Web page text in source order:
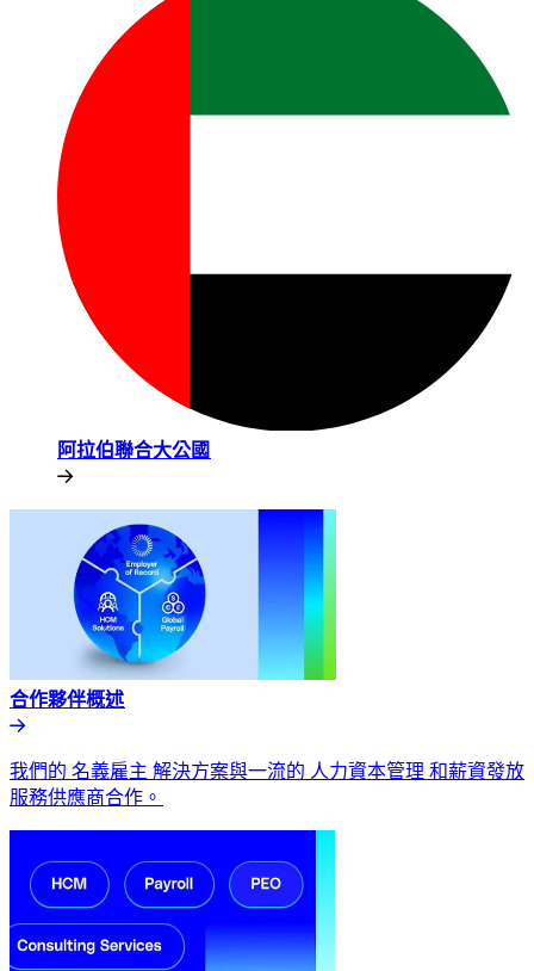
阿拉伯聯合大公國​​
合作夥伴概述​​
我們的 名義雇主 解決方案與一流的 人力資本管理 和薪資發放
服務供應商合作。​​